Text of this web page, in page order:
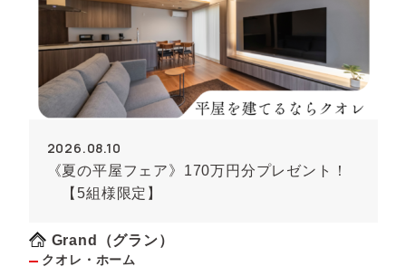
2026.08.10
《夏の平屋フェア》170万円分プレゼント！
【5組様限定】
Grand（グラン）
クオレ・ホーム